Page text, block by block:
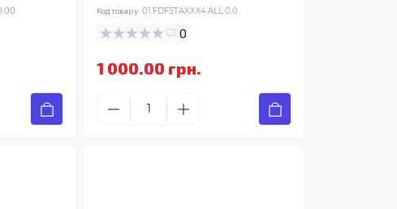
Код товару: 01.FDFSTAXXX4.ALL.0.0
0
1 000.00 грн.